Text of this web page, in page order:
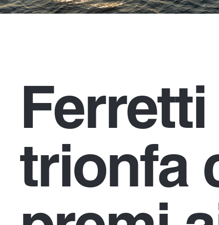
trionfa